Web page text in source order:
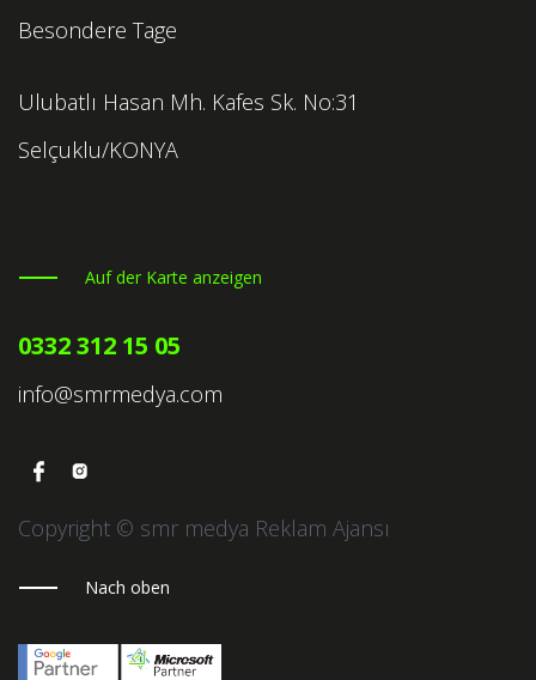
Besondere Tage
Ulubatlı Hasan Mh. Kafes Sk. No:31
Selçuklu/KONYA
Auf der Karte anzeigen
0332 312 15 05
info@smrmedya.com
Copyright © smr medya Reklam Ajansı
Nach oben